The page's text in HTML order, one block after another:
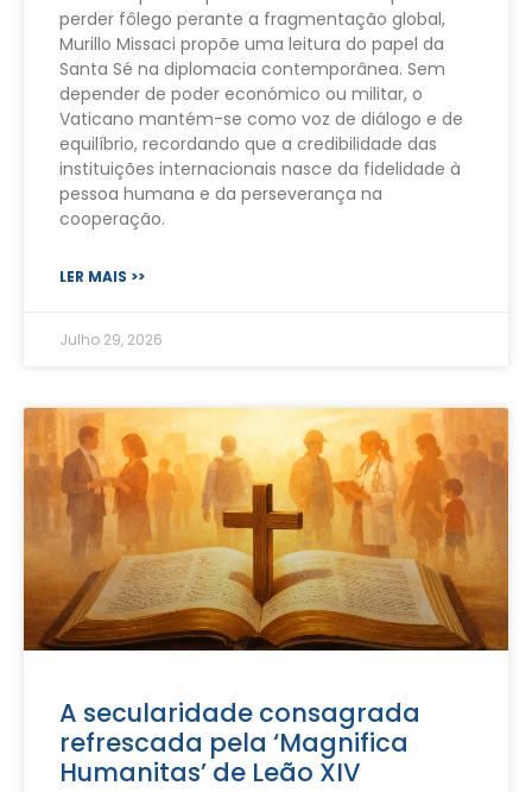
perder fôlego perante a fragmentação global,
Murillo Missaci propõe uma leitura do papel da
Santa Sé na diplomacia contemporânea. Sem
depender de poder económico ou militar, o
Vaticano mantém-se como voz de diálogo e de
equilíbrio, recordando que a credibilidade das
instituições internacionais nasce da fidelidade à
pessoa humana e da perseverança na
cooperação.
LER MAIS >>
Julho 29, 2026
A secularidade consagrada
refrescada pela ‘Magnifica
Humanitas’ de Leão XIV